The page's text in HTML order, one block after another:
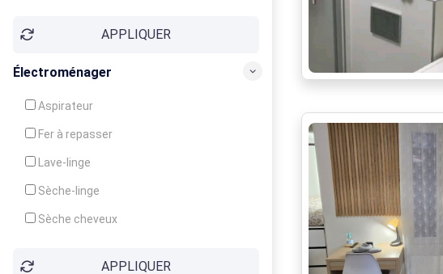
Congélateur
APPLIQUER
Électroménager
Aspirateur
Fer à repasser
Lave-linge
Sèche-linge
Sèche cheveux
APPLIQUER